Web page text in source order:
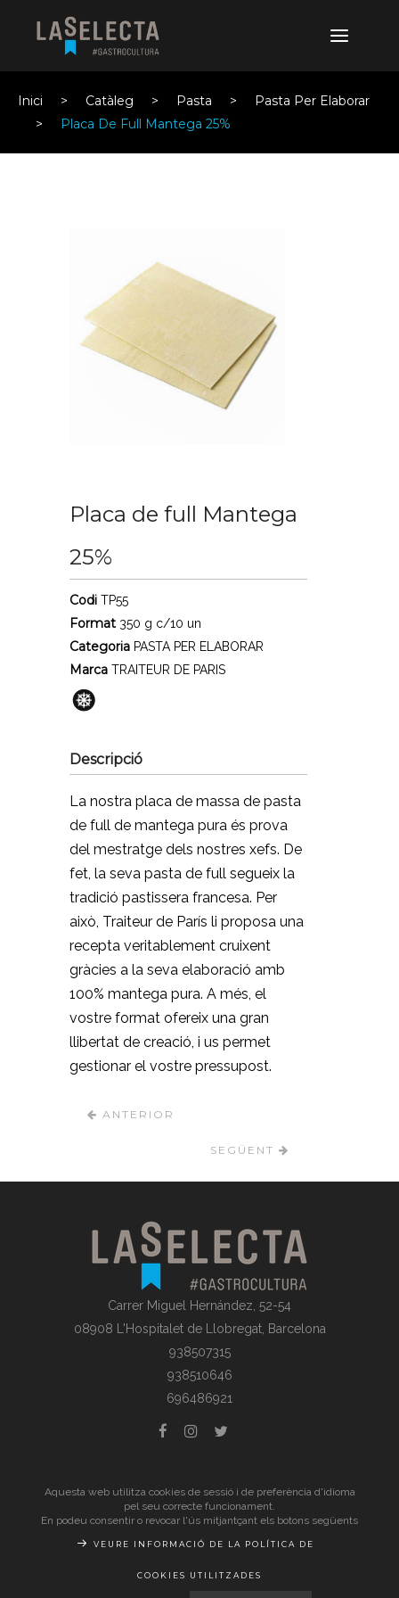
Inici Catàleg Pasta
Pasta Per Elaborar
Placa De Full Mantega 25%
Placa de full Mantega
25%
CodiTP55
Format 350 g c/10 un
Categoria PASTA PER ELABORAR
MarcaTRAITEUR DE PARIS
Descripció
La nostra placa de massa de pasta
de full de mantega pura és prova
del mestratge dels nostres xefs. De
fet, la seva pasta de full segueix la
tradició pastissera francesa. Per
això, Traiteur de París li proposa una
recepta veritablement cruixent
gràcies a la seva elaboració amb
100% mantega pura. A més, el
vostre format ofereix una gran
llibertat de creació, i us permet
gestionar el vostre pressupost.
ANTERIOR
SEGÜENT
Carrer Miguel Hernández, 52-54
08908 L'Hospitalet de Llobregat, Barcelona
938507315
938510646
696486921
© La Selecta Gastronomia |Avís Legal| Tots els drets
reservats
Aquesta web utilitza cookies de sessió i de preferència d'idioma
pel seu correcte funcionament.
En podeu consentir o revocar l'ús mitjantçant els botons següents
VEURE INFORMACIÓ DE LA POLÍTICA DE
COOKIES UTILITZADES